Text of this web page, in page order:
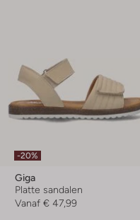
-20%
Giga
Platte sandalen
Vanaf € 47,99